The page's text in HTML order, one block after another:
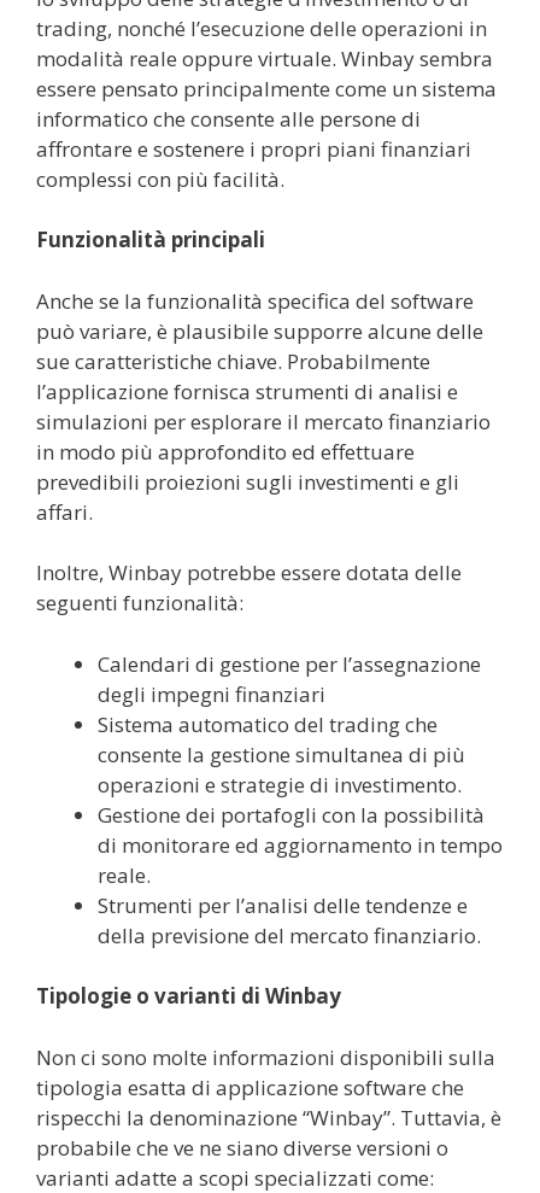
trading, nonché l’esecuzione delle operazioni in
modalità reale oppure virtuale. Winbay sembra
essere pensato principalmente come un sistema
informatico che consente alle persone di
affrontare e sostenere i propri piani finanziari
complessi con più facilità.
Funzionalità principali
Anche se la funzionalità specifica del software
può variare, è plausibile supporre alcune delle
sue caratteristiche chiave. Probabilmente
l’applicazione fornisca strumenti di analisi e
simulazioni per esplorare il mercato finanziario
in modo più approfondito ed effettuare
prevedibili proiezioni sugli investimenti e gli
affari.
Inoltre, Winbay potrebbe essere dotata delle
seguenti funzionalità:
Calendari di gestione per l’assegnazione
degli impegni finanziari
Sistema automatico del trading che
consente la gestione simultanea di più
operazioni e strategie di investimento.
Gestione dei portafogli con la possibilità
di monitorare ed aggiornamento in tempo
reale.
Strumenti per l’analisi delle tendenze e
della previsione del mercato finanziario.
Tipologie o varianti di Winbay
Non ci sono molte informazioni disponibili sulla
tipologia esatta di applicazione software che
rispecchi la denominazione “Winbay”. Tuttavia, è
probabile che ve ne siano diverse versioni o
varianti adatte a scopi specializzati come: